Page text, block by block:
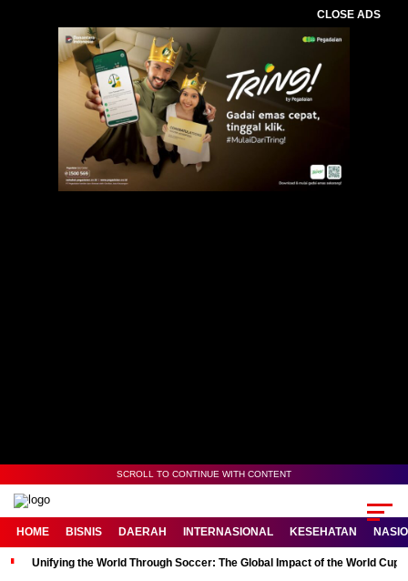
CLOSE ADS
SCROLL TO CONTINUE WITH CONTENT
HOME BISNIS DAERAH INTERNASIONAL KESEHATAN
Unifying the World Through Soccer: The Global Impact of the World Cup